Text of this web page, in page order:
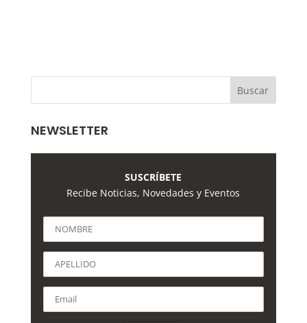
NEWSLETTER
SUSCRÍBETE
Recibe Noticias, Novedades y Eventos